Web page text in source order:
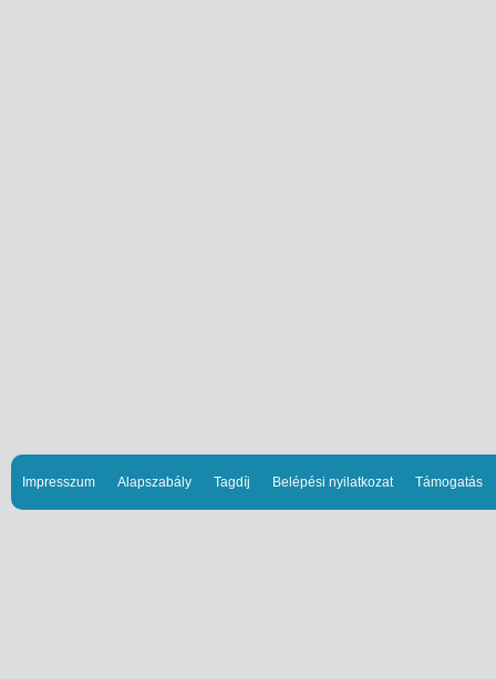
Impresszum Alapszabály Tagdíj Belépési nyilatkozat Támogatás